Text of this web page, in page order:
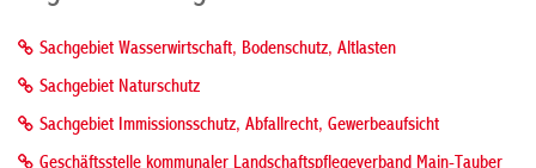
Sachgebiet Wasserwirtschaft, Bodenschutz, Altlasten
Sachgebiet Naturschutz
Sachgebiet Immissionsschutz, Abfallrecht, Gewerbeaufsicht
Geschäftsstelle kommunaler Landschaftspflegeverband Main-Tauber